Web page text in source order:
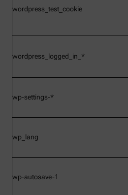
wordpress_test_cookie
wordpress_logged_in_*
wp-settings-*
wp_lang
wp-autosave-1